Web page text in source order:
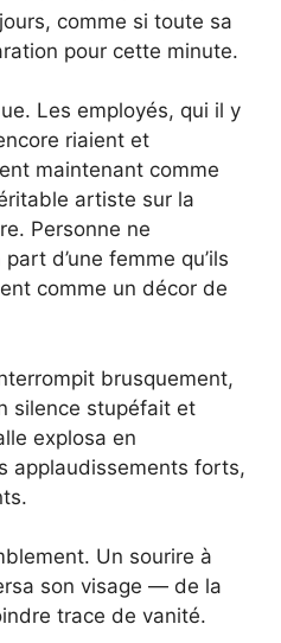
comme si toute sa
pour cette minute.
Les employés, qui il y
riaient et
maintenant comme
artiste sur la
Personne ne
d’une femme qu’ils
comme un décor de
brusquement,
silence stupéfait et
explosa en
applaudissements forts,
Un sourire à
son visage — de la
trace de vanité.